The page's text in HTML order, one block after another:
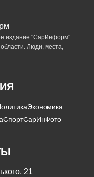
издание "СарИнформ".
Люди, места,
Экономика
СпортСарИнФото
21